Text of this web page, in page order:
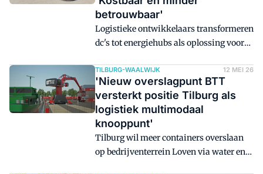
betrouwbaar'
Logistieke ontwikkelaars transformeren
dc's tot energiehubs als oplossing voor
uiteindelijk blij mee, maar toch stuiten
vooruitstrevende ontwikkelaars als
Montea en DHG op bureaucratie en
netbeperkingen. 'Er zit congestie op het
oplossen van netcongestie.'
TILBURG-WAALWIJK 12 MEI 26
'Nieuw overslagpunt BTT
versterkt positie Tilburg als
logistiek multimodaal
knooppunt'
Tilburg wil meer containers overslaan
op bedrijventerrein Loven via water en